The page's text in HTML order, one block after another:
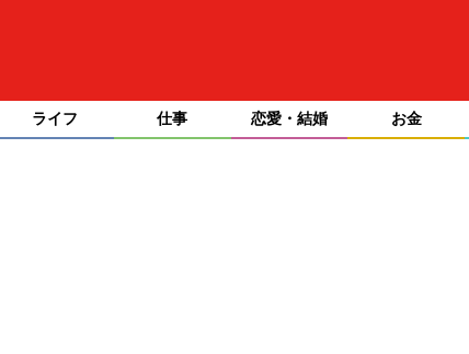
ライフ 仕事 恋愛・結婚 お金